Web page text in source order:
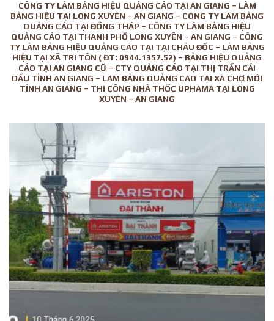
CÔNG TY LÀM BẢNG HIỆU QUẢNG CÁO TẠI AN GIANG – LÀM
BẢNG HIỆU TẠI LONG XUYÊN – AN GIANG – CÔNG TY LÀM BẢNG
QUẢNG CÁO TẠI ĐỒNG THÁP – CÔNG TY LÀM BẢNG HIỆU
QUẢNG CÁO TẠI THANH PHỐ LONG XUYÊN – AN GIANG – CÔNG
TY LÀM BẢNG HIỆU QUẢNG CÁO TẠI TẠI CHÂU ĐỐC – LÀM BẢNG
HIỆU TẠI XÃ TRI TÔN ( ĐT: 0944.1357.52) – BẢNG HIỆU QUẢNG
CÁO TẠI AN GIANG CŨ – CTY QUẢNG CÁO TẠI THỊ TRẤN CÁI
DẦU TỈNH AN GIANG – LÀM BẢNG QUẢNG CÁO TẠI XÃ CHỢ MỚI
TỈNH AN GIANG – THI CÔNG NHÀ THỐC UPHAMA TẠI LONG
XUYÊN – AN GIANG